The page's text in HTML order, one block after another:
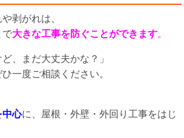
剥がれは、
で大きな工事を防ぐことができます。
、まだ大丈夫かな？」
一度ご相談ください。
中心に、屋根・外壁・外回り工事をはじ